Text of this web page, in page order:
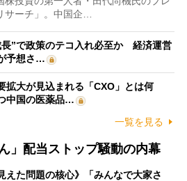
サーチ」。中国企…
長”で政策のテコ入れ必至か 経済運営
予想さ…
拡大が見込まれる「CXO」とは何
中国の医薬品…
一覧を見る
」配当ストップ騒動の内幕
えた問題の核心》「みんなで大家さ